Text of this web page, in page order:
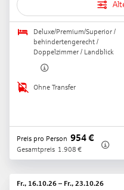
Deluxe/Premium/Superior /
behindertengerecht /
Doppelzimmer / Landblick
Ohne Transfer
Preis pro Person 954€
Gesamtpreis 1.908 €
Fr., 16.10.26 – Fr., 23.10.26